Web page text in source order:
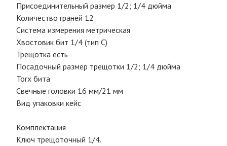
Присоединительный размер 1/2; 1/4 дюйма
Количество граней 12
Система измерения метрическая
Хвостовик бит 1/4 (тип С)
Трещотка есть
Посадочный размер трещотки 1/2; 1/4 дюйма
Torx бита
Свечные головки 16 мм/21 мм
Вид упаковки кейс
Комплектация
Ключ трещоточный 1/4.